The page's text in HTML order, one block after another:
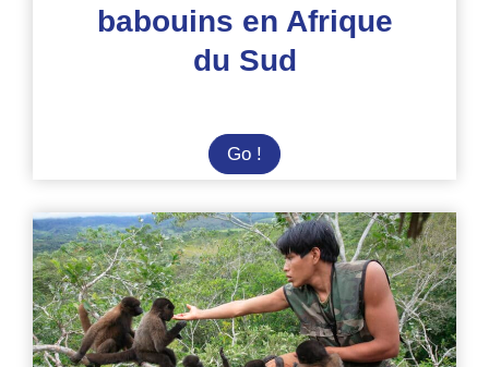
babouins en Afrique
du Sud
Go ! Protection
des
babouins
en
Afrique
du
Sud